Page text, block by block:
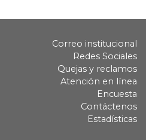
Correo institucional
Redes Sociales
Quejas y reclamos
Atención en línea
Encuesta
Contáctenos
Estadísticas